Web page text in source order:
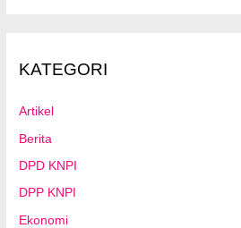
KATEGORI
Artikel
Berita
DPD KNPI
DPP KNPI
Ekonomi